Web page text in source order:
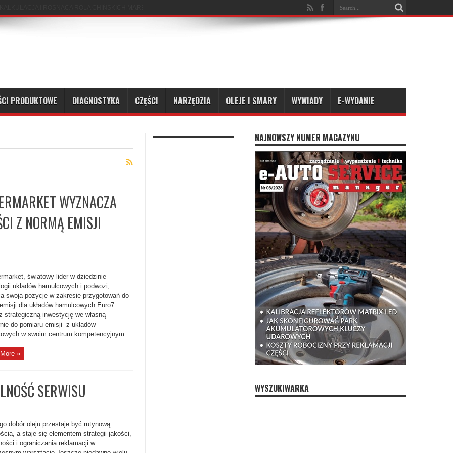
PRODUKTOWE DIAGNOSTYKA CZĘŚCI NARZĘDZIA OLEJE I SMARY WYWIADY E-WYDANIE
WYZNACZA
Z NORMĄ EMISJI
światowy lider w dziedzinie
układów hamulcowych i podwozi,
swoją pozycję w zakresie przygotowań do
dla układów hamulcowych Euro7
strategiczną inwestycję we własną
do pomiaru emisji z układów
w swoim centrum kompetencyjnym ...
»
SERWISU
dobór oleju przestaje być rutynową
a staje się elementem strategii jakości,
i ograniczania reklamacji w
NAJNOWSZY NUMER MAGAZYNU
WYSZUKIWARKA